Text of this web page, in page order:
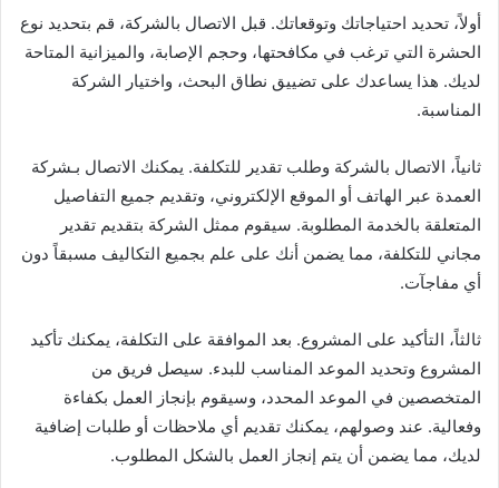
أولاً، تحديد احتياجاتك وتوقعاتك. قبل الاتصال بالشركة، قم بتحديد نوع
الحشرة التي ترغب في مكافحتها، وحجم الإصابة، والميزانية المتاحة
لديك. هذا يساعدك على تضييق نطاق البحث، واختيار الشركة
المناسبة.
ثانياً، الاتصال بالشركة وطلب تقدير للتكلفة. يمكنك الاتصال بـشركة
العمدة عبر الهاتف أو الموقع الإلكتروني، وتقديم جميع التفاصيل
المتعلقة بالخدمة المطلوبة. سيقوم ممثل الشركة بتقديم تقدير
مجاني للتكلفة، مما يضمن أنك على علم بجميع التكاليف مسبقاً دون
أي مفاجآت.
ثالثاً، التأكيد على المشروع. بعد الموافقة على التكلفة، يمكنك تأكيد
المشروع وتحديد الموعد المناسب للبدء. سيصل فريق من
المتخصصين في الموعد المحدد، وسيقوم بإنجاز العمل بكفاءة
وفعالية. عند وصولهم، يمكنك تقديم أي ملاحظات أو طلبات إضافية
لديك، مما يضمن أن يتم إنجاز العمل بالشكل المطلوب.